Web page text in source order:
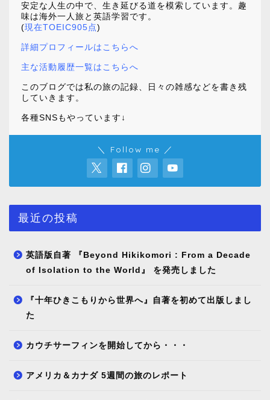
安定な人生の中で、生き延びる道を模索しています。趣
味は海外一人旅と英語学習です。
(現在TOEIC905点)
詳細プロフィールはこちらへ
主な活動履歴一覧はこちらへ
このブログでは私の旅の記録、日々の雑感などを書き残
していきます。
各種SNSもやっています↓
＼ Follow me ／
最近の投稿
英語版自著 『Beyond Hikikomori : From a Decade
of Isolation to the World』 を発売しました
『十年ひきこもりから世界へ』自著を初めて出版しまし
た
カウチサーフィンを開始してから・・・
アメリカ＆カナダ 5週間の旅のレポート